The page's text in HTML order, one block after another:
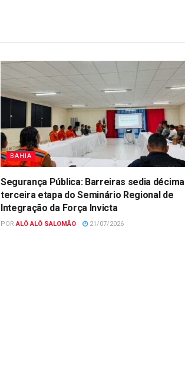
BAHIA
Segurança Pública: Barreiras sedia décima
terceira etapa do Seminário Regional de
Integração da Força Invicta
POR ALÔ ALÔ SALOMÃO 21/07/2026